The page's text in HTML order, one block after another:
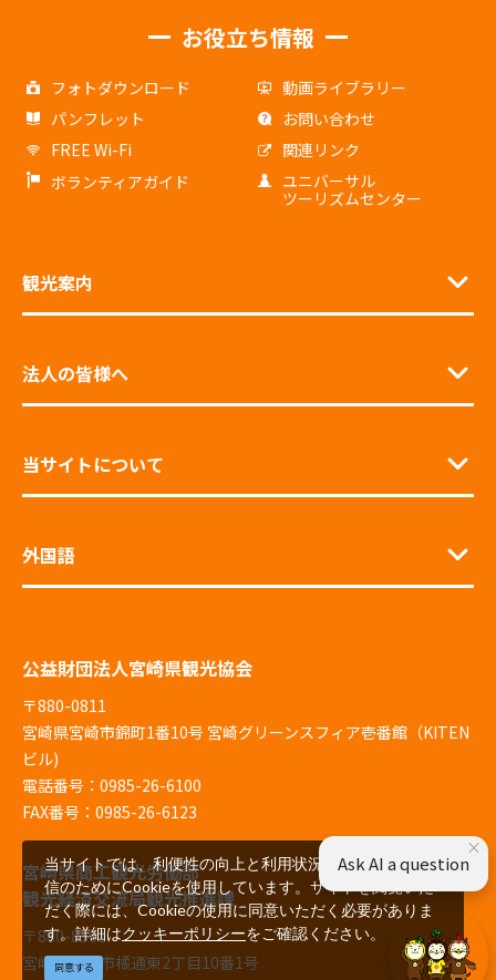
お役立ち情報
フォトダウンロード
動画ライブラリー
パンフレット
お問い合わせ
FREE Wi-Fi
関連リンク
ボランティアガイド
ユニバーサル
ツーリズムセンター
観光案内
法人の皆様へ
当サイトについて
外国語
公益財団法人宮崎県観光協会
〒880-0811
宮崎県宮崎市錦町1番10号 宮崎グリーンスフィア壱番館（KITEN
ビル)
電話番号：0985-26-6100
FAX番号：0985-26-6123
宮崎県商工観光労働部
観光経済交流局観光推進課
〒880-8501
宮崎県宮崎市橘通東2丁目10番1号
当サイトでは、利便性の向上と利用状況の解析、広告配
信のためにCookieを使用しています。サイトを閲覧いた
だく際には、Cookieの使用に同意いただく必要がありま
す。詳細はクッキーポリシーをご確認ください。
同意する
×
Ask AI a question